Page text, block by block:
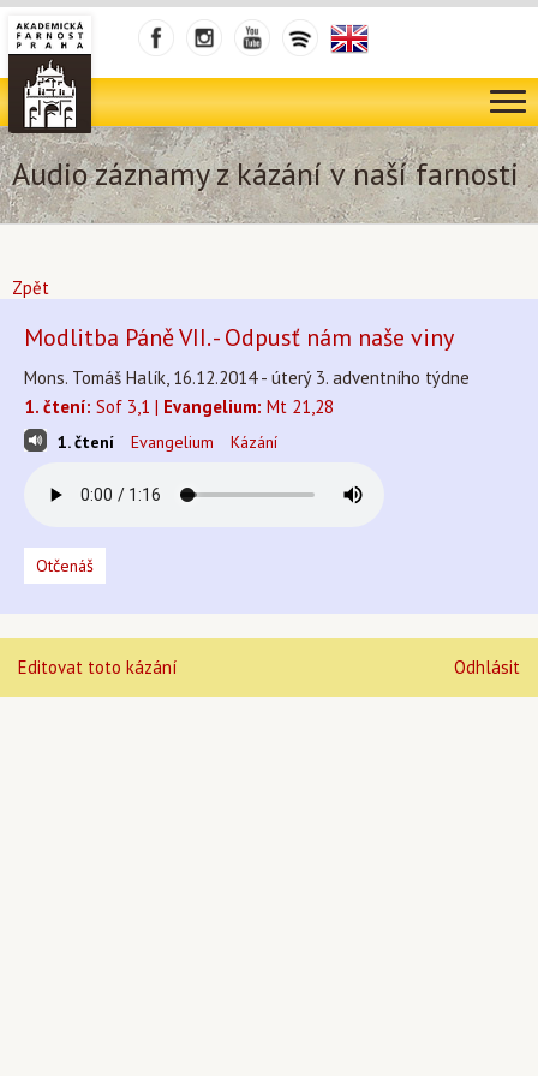
Audio záznamy z kázání v naší farnosti
Zpět
Modlitba Páně VII. - Odpusť nám naše viny
Mons. Tomáš Halík, 16.12.2014 - úterý 3. adventního týdne
1. čtení: Sof 3,1 | Evangelium: Mt 21,28
1. čtení Evangelium Kázání
Otčenáš
Editovat toto kázání Odhlásit